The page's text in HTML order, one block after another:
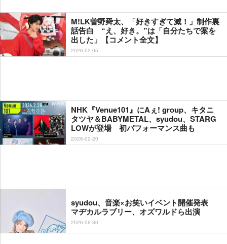
M!LK曽野舜太、「好きすぎて滅！」制作裏
話告白 “え、好き。”は「自分たちで案を
出した」【コメント全文】
2026-02-05
NHK『Venue101』にAぇ! group、キタニ
タツヤ＆BABYMETAL、syudou、STARG
LOWが登場 初パフォーマンス曲も
2026-02-20
syudou、音楽×お笑いイベント開催発表
マヂカルラブリー、オズワルドら出演
2026-06-30